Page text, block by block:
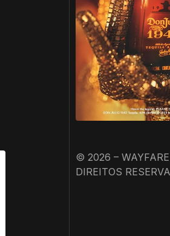
© 2026 –
DIREITOS